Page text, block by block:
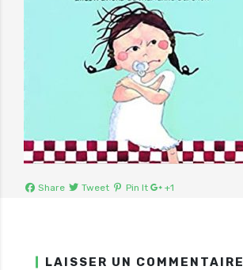
Share Tweet Pin It +1
LAISSER UN COMMENTAIRE